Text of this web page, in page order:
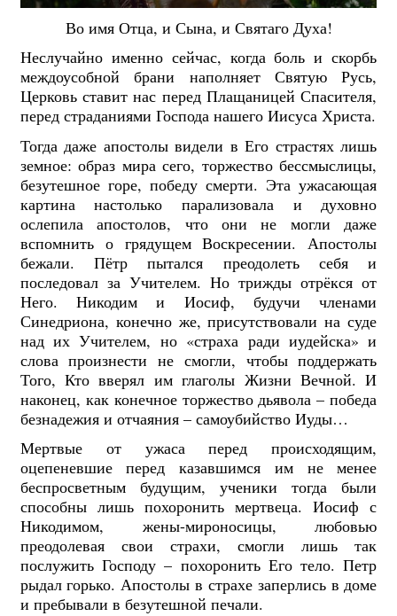
Во имя Отца, и Сына, и Святаго Духа!
Неслучайно именно сейчас, когда боль и скорбь
междоусобной брани наполняет Святую Русь,
Церковь ставит нас перед Плащаницей Спасителя,
перед страданиями Господа нашего Иисуса Христа.
Тогда даже апостолы видели в Его страстях лишь
земное: образ мира сего, торжество бессмыслицы,
безутешное горе, победу смерти. Эта ужасающая
картина настолько парализовала и духовно
ослепила апостолов, что они не могли даже
вспомнить о грядущем Воскресении. Апостолы
бежали. Пётр пытался преодолеть себя и
последовал за Учителем. Но трижды отрёкся от
Него. Никодим и Иосиф, будучи членами
Синедриона, конечно же, присутствовали на суде
над их Учителем, но «страха ради иудейска» и
слова произнести не смогли, чтобы поддержать
Того, Кто вверял им глаголы Жизни Вечной. И
наконец, как конечное торжество дьявола – победа
безнадежия и отчаяния – самоубийство Иуды…
Мертвые от ужаса перед происходящим,
оцепеневшие перед казавшимся им не менее
беспросветным будущим, ученики тогда были
способны лишь похоронить мертвеца. Иосиф с
Никодимом, жены-мироносицы, любовью
преодолевая свои страхи, смогли лишь так
послужить Господу – похоронить Его тело. Петр
рыдал горько. Апостолы в страхе заперлись в доме
и пребывали в безутешной печали.